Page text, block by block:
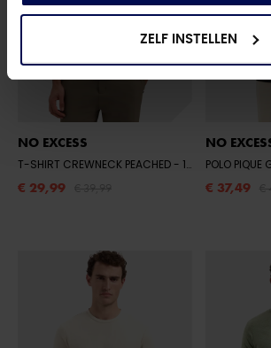
ZELF INSTELLEN
NO EXCESS
T-SHIRT CREWNECK PEACHED - 138 DUSTY BLUE
€ 29,99
NO
POLO PIQUE
€ 37,49